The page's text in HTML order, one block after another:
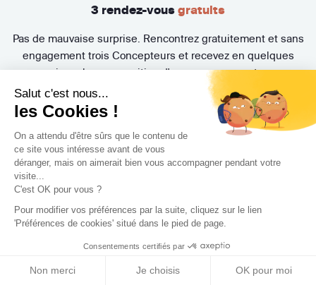
Salut c'est nous...
les Cookies !
On a attendu d'être sûrs que le contenu de
ce site vous intéresse avant de vous
déranger, mais on aimerait bien vous accompagner pendant votre
visite...
C'est OK pour vous ?
Pour modifier vos préférences par la suite, cliquez sur le lien
'Préférences de cookies' situé dans le pied de page.
Consentements certifiés par
Non merci Je choisis OK pour moi
3 rendez-vous gratuits
Pas de mauvaise surprise. Rencontrez gratuitement et sans
engagement trois Concepteurs et recevez en quelques
jours leur proposition d'accompagnement.
Trouvez le professionnel
le plus adapté à votre
projet !